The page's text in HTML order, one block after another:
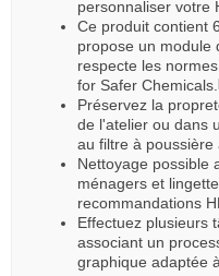
personnaliser votre
Ce produit contient
propose un module
respecte les
for Safer Chemicals.
Préservez la
de l'atelier ou dans
au filtre à poussière
Nettoyage possible
ménagers et
recommandations
Effectuez plusieurs
associant un
graphique adaptée